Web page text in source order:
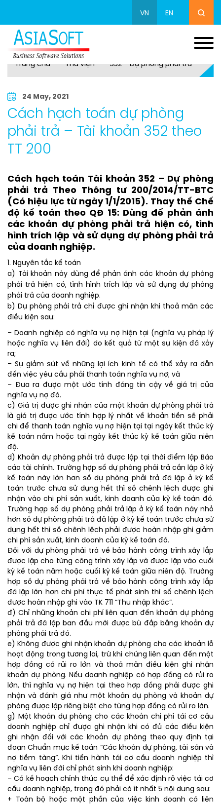
VN EN
Trang chủ Thư viện 352 - Dự phòng phải trả
24 May, 2021
Cách hạch toán dự phòng
phải trả – Tài khoản 352 theo
TT 200
Cách hạch toán Tài khoản 352 – Dự phòng
phải trả Theo Thông tư 200/2014/TT-BTC
(Có hiệu lực từ ngày 1/1/2015). Thay thế Chế
độ kế toán theo QĐ 15: Dùng để phản ánh
các khoản dự phòng phải trả hiện có, tình
hình trích lập và sử dụng dự phòng phải trả
của doanh nghiệp.
1. Nguyên tắc kế toán
a) Tài khoản này dùng để phản ánh các khoản dự phòng
phải trả hiện có, tình hình trích lập và sử dụng dự phòng
phải trả của doanh nghiệp.
b) Dự phòng phải trả chỉ được ghi nhận khi thoả mãn các
điều kiện sau:
– Doanh nghiệp có nghĩa vụ nợ hiện tại (nghĩa vụ pháp lý
hoặc nghĩa vụ liên đới) do kết quả từ một sự kiện đã xảy
ra;
– Sự giảm sút về những lợi ích kinh tế có thể xảy ra dẫn
đến việc yêu cầu phải thanh toán nghĩa vụ nợ; và
– Đưa ra được một ước tính đáng tin cậy về giá trị của
nghĩa vụ nợ đó.
c) Giá trị được ghi nhận của một khoản dự phòng phải trả
là giá trị được ước tính hợp lý nhất về khoản tiền sẽ phải
chi để thanh toán nghĩa vụ nợ hiện tại tại ngày kết thúc kỳ
kế toán năm hoặc tại ngày kết thúc kỳ kế toán giữa niên
độ.
d) Khoản dự phòng phải trả được lập tại thời điểm lập Báo
cáo tài chính. Trường hợp số dự phòng phải trả cần lập ở kỳ
kế toán này lớn hơn số dự phòng phải trả đã lập ở kỳ kế
toán trước chưa sử dụng hết thì số chênh lệch được ghi
nhận vào chi phí sản xuất, kinh doanh của kỳ kế toán đó.
Trường hợp số dự phòng phải trả lập ở kỳ kế toán này nhỏ
hơn số dự phòng phải trả đã lập ở kỳ kế toán trước chưa sử
dụng hết thì số chênh lệch phải được hoàn nhập ghi giảm
chi phí sản xuất, kinh doanh của kỳ kế toán đó.
Đối với dự phòng phải trả về bảo hành công trình xây lắp
được lập cho từng công trình xây lắp và được lập vào cuối
kỳ kế toán năm hoặc cuối kỳ kế toán giữa niên độ. Trường
hợp số dự phòng phải trả về bảo hành công trình xây lắp
đã lập lớn hơn chi phí thực tế phát sinh thì số chênh lệch
được hoàn nhập ghi vào TK 711 “Thu nhập khác”.
đ) Chỉ những khoản chi phí liên quan đến khoản dự phòng
phải trả đã lập ban đầu mới được bù đắp bằng khoản dự
phòng phải trả đó.
e) Không được ghi nhận khoản dự phòng cho các khoản lỗ
hoạt động trong tương lai, trừ khi chúng liên quan đến một
hợp đồng có rủi ro lớn và thoả mãn điều kiện ghi nhận
khoản dự phòng. Nếu doanh nghiệp có hợp đồng có rủi ro
lớn, thì nghĩa vụ nợ hiện tại theo hợp đồng phải được ghi
nhận và đánh giá như một khoản dự phòng và khoản dự
phòng được lập riêng biệt cho từng hợp đồng có rủi ro lớn.
g) Một khoản dự phòng cho các khoản chi phí tái cơ cấu
doanh nghiệp chỉ được ghi nhận khi có đủ các điều kiện
ghi nhận đối với các khoản dự phòng theo quy định tại
đoạn Chuẩn mực kế toán “Các khoản dự phòng, tài sản và
nợ tiềm tàng”. Khi tiến hành tái cơ cấu doanh nghiệp thì
nghĩa vụ liên đới chỉ phát sinh khi doanh nghiệp:
– Có kế hoạch chính thức cụ thể để xác định rõ việc tái cơ
cấu doanh nghiệp, trong đó phải có ít nhất 5 nội dung sau:
+ Toàn bộ hoặc một phần của việc kinh doanh có liên